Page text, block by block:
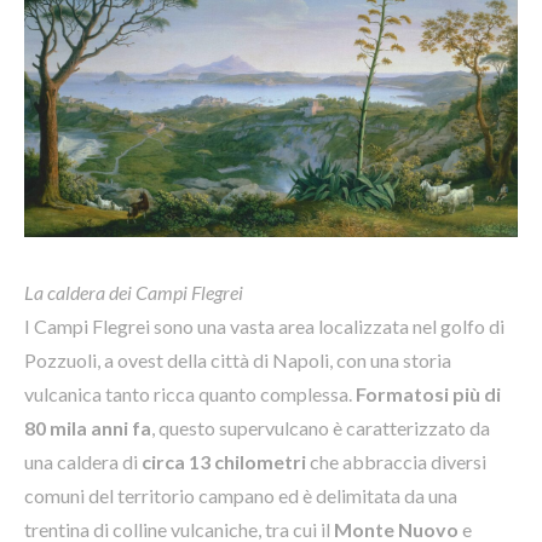
La caldera dei Campi Flegrei
I Campi Flegrei sono una vasta area localizzata nel golfo di
Pozzuoli, a ovest della città di Napoli, con una storia
vulcanica tanto ricca quanto complessa. Formatosi più di
80 mila anni fa, questo supervulcano è caratterizzato da
una caldera di circa 13 chilometriche abbraccia diversi
comuni del territorio campano ed è delimitata da una
trentina di colline vulcaniche, tra cui il Monte Nuovo e